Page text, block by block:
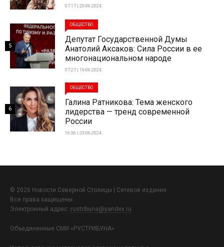
07:17 | 20-06-2024
ОБЩЕСТВО
Депутат Государственной Думы
Анатолий Аксаков: Сила России в ее
многонациональном народе
07:27 | 19-06-2024
5
ОБЩЕСТВО
Галина Ратникова: Тема женского
лидерства — тренд современной
России
16:36 | 23-06-2024
6
© 2026 Новости Северной Столицы | Сетевое издание.
Все права защищены.
Электронный адрес: rustribuna@yandex.ru
Объединенные СМИ «РУСТРИБУНА»